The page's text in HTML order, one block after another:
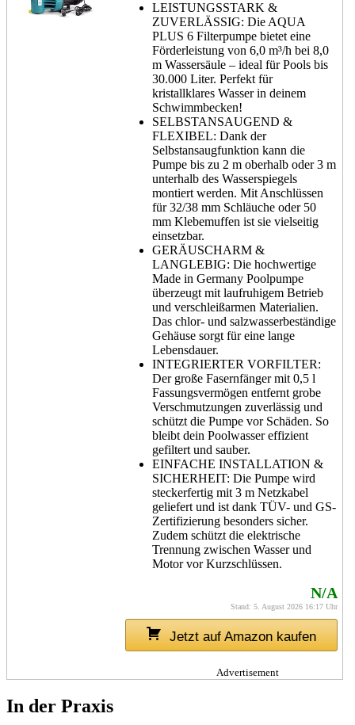
LEISTUNGSSTARK &
ZUVERLÄSSIG: Die AQUA
PLUS 6 Filterpumpe bietet eine
Förderleistung von 6,0 m³/h bei 8,0
m Wassersäule – ideal für Pools bis
30.000 Liter. Perfekt für
kristallklares Wasser in deinem
Schwimmbecken!
SELBSTANSAUGEND &
FLEXIBEL: Dank der
Selbstansaugfunktion kann die
Pumpe bis zu 2 m oberhalb oder 3 m
unterhalb des Wasserspiegels
montiert werden. Mit Anschlüssen
für 32/38 mm Schläuche oder 50
mm Klebemuffen ist sie vielseitig
einsetzbar.
GERÄUSCHARM &
LANGLEBIG: Die hochwertige
Made in Germany Poolpumpe
überzeugt mit laufruhigem Betrieb
und verschleißarmen Materialien.
Das chlor- und salzwasserbeständige
Gehäuse sorgt für eine lange
Lebensdauer.
INTEGRIERTER VORFILTER:
Der große Fasernfänger mit 0,5 l
Fassungsvermögen entfernt grobe
Verschmutzungen zuverlässig und
schützt die Pumpe vor Schäden. So
bleibt dein Poolwasser effizient
gefiltert und sauber.
EINFACHE INSTALLATION &
SICHERHEIT: Die Pumpe wird
steckerfertig mit 3 m Netzkabel
geliefert und ist dank TÜV- und GS-
Zertifizierung besonders sicher.
Zudem schützt die elektrische
Trennung zwischen Wasser und
Motor vor Kurzschlüssen.
N/A
Stand: 5. August 2026 16:17 Uhr
Jetzt auf Amazon kaufen
Advertisement
In der Praxis